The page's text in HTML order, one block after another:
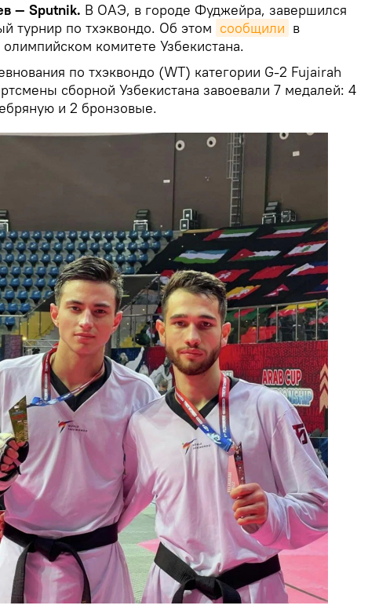
— Sputnik. В ОАЭ, в городе Фуджейра, завершился
турнир по тхэквондо. Об этом сообщили в
комитете Узбекистана.
по тхэквондо (WT) категории G-2 Fujairah
сборной Узбекистана завоевали 7 медалей: 4
и 2 бронзовые.